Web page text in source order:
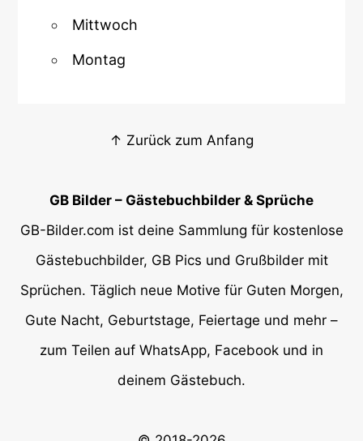
Mittwoch
Montag
↑ Zurück zum Anfang
GB Bilder – Gästebuchbilder & Sprüche
GB-Bilder.com ist deine Sammlung für kostenlose
Gästebuchbilder, GB Pics und Grußbilder mit
Sprüchen. Täglich neue Motive für Guten Morgen,
Gute Nacht, Geburtstage, Feiertage und mehr –
zum Teilen auf WhatsApp, Facebook und in
deinem Gästebuch.